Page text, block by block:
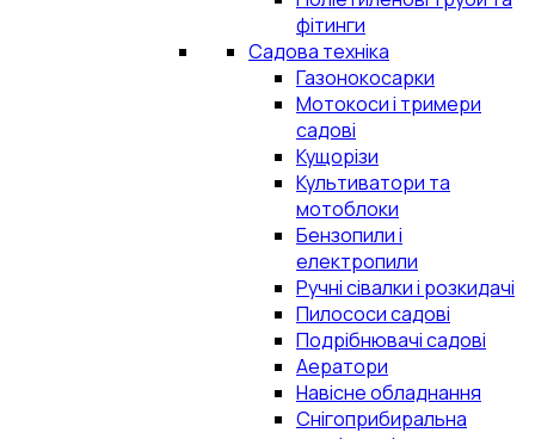
фітинги
Садова техніка
Газонокосарки
Мотокоси і тримери
садові
Кущорізи
Культиватори та
мотоблоки
Бензопили і
електропили
Ручні сівалки і розкидачі
Пилососи садові
Подрібнювачі садові
Аератори
Навісне обладнання
Снігоприбиральна